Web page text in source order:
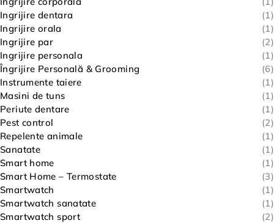
Ingrijire dentara
(1)
Ingrijire orala
(1)
Ingrijire par
(2)
Ingrijire personala
(1)
Îngrijire Personală & Grooming
(6)
Instrumente taiere
(1)
Masini de tuns
(1)
Periute dentare
(1)
Pest control
(2)
Repelente animale
(1)
Sanatate
(1)
Smart home
(1)
Smart Home – Termostate
(3)
Smartwatch
(1)
Smartwatch sanatate
(1)
Smartwatch sport
(2)